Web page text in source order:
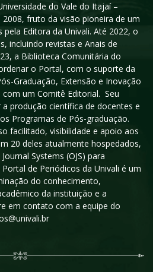
do Vale do Itajaí –
fruto da visão pioneira de um
Editora da Univali. Até 2022, o
incluindo revistas e Anais de
a Biblioteca Comunitária do
o Portal, com o suporte da
Graduação, Extensão e Inovação
um Comitê Editorial. Seu
produção científica de docentes e
Programas de Pós-graduação.
facilitado, visibilidade e apoio aos
20 deles atualmente hospedados,
Systems (OJS) para
de Periódicos da Univali é um
do conhecimento,
da instituição e a
em contato com a equipe do